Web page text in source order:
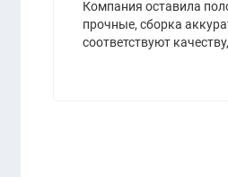
Компания оставила
прочные, сборка
соответствуют